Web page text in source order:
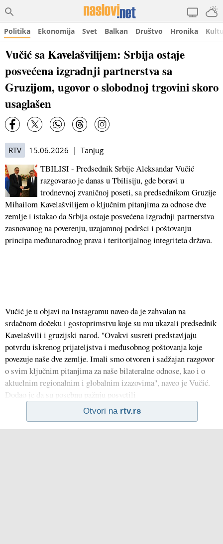
Politika Ekonomija Svet Balkan Društvo Hronika
Vučić sa Kavelašvilijem: Srbija ostaje
posvećena izgradnji partnerstva sa
Gruzijom, ugovor o slobodnoj trgovini skoro
usaglašen
RTV 15.06.2026 | Tanjug
TBILISI - Predsednik Srbije Aleksandar Vučić
razgovarao je danas u Tbilisiju, gde boravi u
trodnevnoj zvaničnoj poseti, sa predsednikom Gruzije
Mihailom Kavelašvilijem o ključnim pitanjima za odnose dve
zemlje i istakao da Srbija ostaje posvećena izgradnji partnerstva
zasnovanog na poverenju, uzajamnoj podršci i poštovanju
principa međunarodnog prava i teritorijalnog integriteta država.
Vučić je u objavi na Instagramu naveo da je zahvalan na
srdačnom dočeku i gostoprimstvu koje su mu ukazali predsednik
Kavelašvili i gruzijski narod. ''Ovakvi susreti predstavljaju
potvrdu iskrenog prijateljstva i međusobnog poštovanja koje
povezuje naše dve zemlje. Imali smo otvoren i sadžajan razgovor
o svim ključnim pitanjima za naše bilateralne odnose, kao i o
aktuelnim regionalnim i globalnim izazovima'', naveo je Vučić.
Dodao je da su posebnu pažnju posvetili
Otvori na rtv.rs